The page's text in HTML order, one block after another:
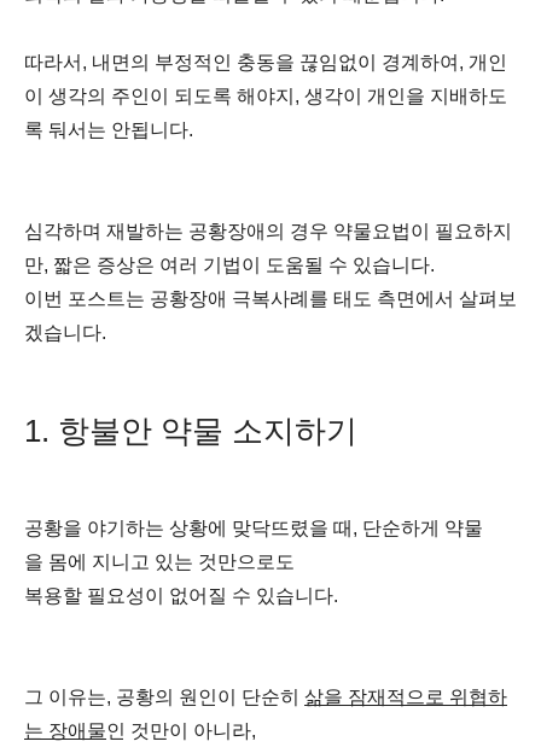
따라서, 내면의 부정적인 충동을 끊임없이 경계하여, 개인
이 생각의 주인이 되도록 해야지, 생각이 개인을 지배하도
록 둬서는 안됩니다.
심각하며 재발하는 공황장애의 경우 약물요법이 필요하지
만, 짧은 증상은 여러 기법이 도움될 수 있습니다.
이번 포스트는 공황장애 극복사례를 태도 측면에서 살펴보
겠습니다.
1. 항불안 약물 소지하기
공황을 야기하는 상황에 맞닥뜨렸을 때, 단순하게 약물
을 몸에 지니고 있는 것만으로도
복용할 필요성이 없어질 수 있습니다.
그 이유는, 공황의 원인이 단순히 삶을 잠재적으로 위협하
는 장애물인 것만이 아니라,